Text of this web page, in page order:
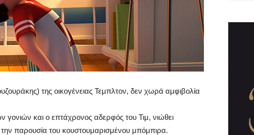
της οικογένειας Τεμπλτον, δεν χωρά αμφιβολία
και ο επτάχρονος αδερφός του Τιμ, νιώθει
παρουσία του κουστουμαρισμένου μπόμπιρα.